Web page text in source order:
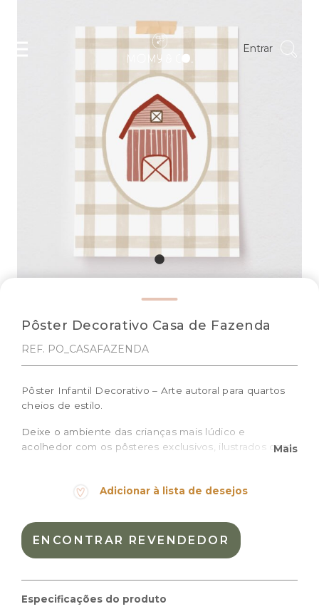
Entrar
Pôster Decorativo Casa de Fazenda
REF. PO_CASAFAZENDA
Pôster Infantil Decorativo – Arte autoral para quartos
cheios de estilo.
Deixe o ambiente das crianças mais lúdico e
acolhedor com os pôsteres exclusivos, ilustrados com
crianças, brinquedotecas ou espaços montessorianos.
alta qualidade, faz referência a uma icônica casa de
fazenda vermelha e é perfeito para criar composições
Mais
Adicionar à lista de desejos
ENCONTRAR REVENDEDOR
Especificações do produto